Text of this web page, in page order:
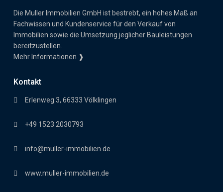
Die Muller Immobilien GmbH ist bestrebt, ein hohes Maß an
Fachwissen und Kundenservice für den Verkauf von
Immobilien sowie die Umsetzung jeglicher Bauleistungen
bereitzustellen.
Mehr Informationen ❱
Kontakt
Erlenweg 3, 66333 Völklingen
+49 1523 2030793
info@muller-immobilien.de
www.muller-immobilien.de